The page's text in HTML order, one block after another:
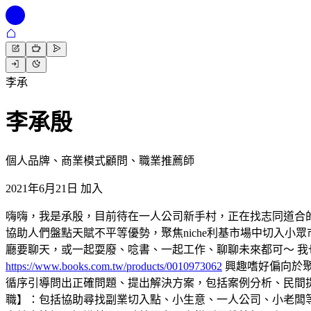
李承
李承殷
個人品牌、商業模式顧問、職業推薦師
2021年6月21日 加入
嗨嗨，我是承殷，目前待在一人公司新手村，正在找志同道
協助人們盤點天賦不平等優勢，聚焦niche利基市場中切入小
廳要聊天，或一起耍廢、唸書、一起工作、聊聊未來都可～
https://www.books.com.tw/products/0010973062 興趣嗜好偏向於
循序引導問出正確問題、提出解決方案，包括案例分析、民
職】：包括協助尋找副業切入點、小生意、一人公司、小老